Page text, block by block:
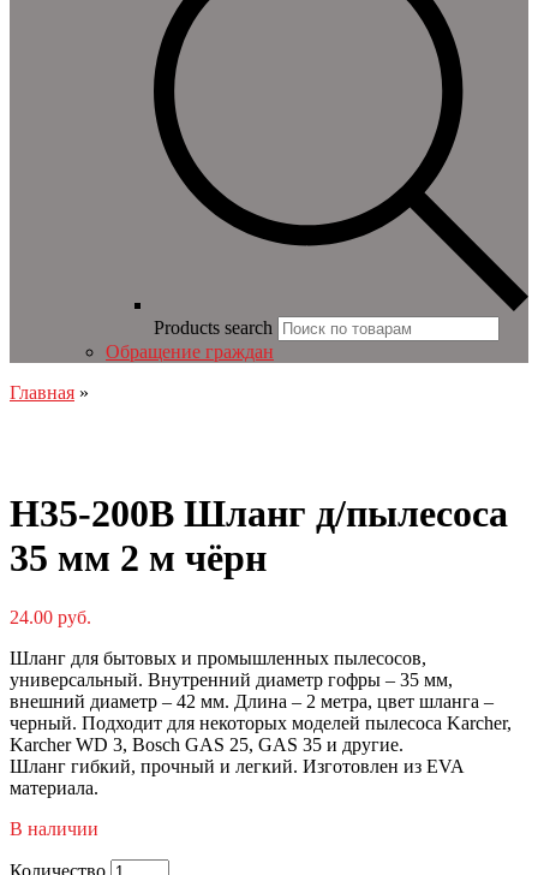
Products search
Обращение граждан
Главная »
H35-200B Шланг д/пылесоса
35 мм 2 м чёрн
24.00 руб.
Шланг для бытовых и промышленных пылесосов,
универсальный. Внутренний диаметр гофры – 35 мм,
внешний диаметр – 42 мм. Длина – 2 метра, цвет шланга –
черный. Подходит для некоторых моделей пылесоса Karcher,
Karcher WD 3, Bosch GAS 25, GAS 35 и другие.
Шланг гибкий, прочный и легкий. Изготовлен из EVA
материала.
В наличии
Количество